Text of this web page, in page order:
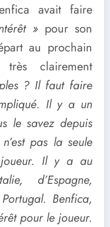
avait faire
» pour son
au prochain
clairement
? Il faut faire
Il y a un
le savez depuis
pas la seule
Il y a au
d’Espagne,
Benfica,
pour le joueur.